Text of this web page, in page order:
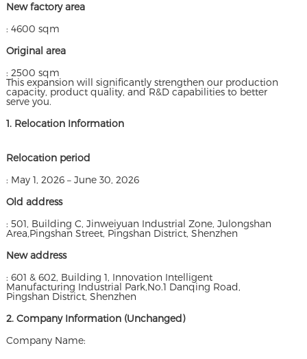
New factory area
: 4600 sqm
Original area
: 2500 sqm
This expansion will significantly strengthen our production
capacity, product quality, and R&D capabilities to better
serve you.
1. Relocation Information
Relocation period
: May 1, 2026 – June 30, 2026
Old address
: 501, Building C, Jinweiyuan Industrial Zone, Julongshan
Area,Pingshan Street, Pingshan District, Shenzhen
New address
: 601 & 602, Building 1, Innovation Intelligent
Manufacturing Industrial Park,No.1 Danqing Road,
Pingshan District, Shenzhen
2. Company Information (Unchanged)
Company Name: